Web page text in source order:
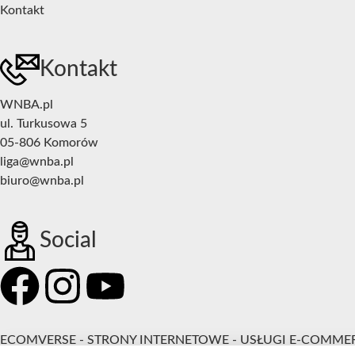
Kontakt
Kontakt
WNBA.pl
ul. Turkusowa 5
05-806 Komorów
liga@wnba.pl
biuro@wnba.pl
Social
ECOMVERSE - STRONY INTERNETOWE - USŁUGI E-